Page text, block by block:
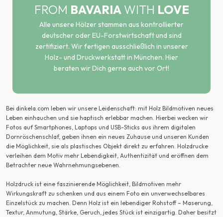
FROM BAVARIAWITH LOVE
Alle unsere Hölzer stammen aus kontrollierter
deutscher oder EU-Forstwirtschaft und sind
zertifiziert. Wir fertigen ausschließlich in unserer
Holz- und Druckwerkstatt in München. Hier
beraten wir Dich gerne auch vor Ort!
Bei dinkela.com leben wir unsere Leidenschaft: mit Holz Bildmotiven neues
Leben einhauchen und sie haptisch erlebbar machen. Hierbei wecken wir
Fotos auf Smartphones, Laptops und USB-Sticks aus ihrem digitalen
Dornröschenschlaf, geben ihnen ein neues Zuhause und unseren Kunden
die Möglichkeit, sie als plastisches Objekt direkt zu erfahren. Holzdrucke
verleihen dem Motiv mehr Lebendigkeit, Authentizität und eröffnen dem
Betrachter neue Wahrnehmungsebenen.
Holzdruck ist eine faszinierende Möglichkeit, Bildmotiven mehr
Wirkungskraft zu schenken und aus einem Foto ein unverwechselbares
Einzelstück zu machen. Denn Holz ist ein lebendiger Rohstoff – Maserung,
Textur, Anmutung, Stärke, Geruch, jedes Stück ist einzigartig. Daher besitzt